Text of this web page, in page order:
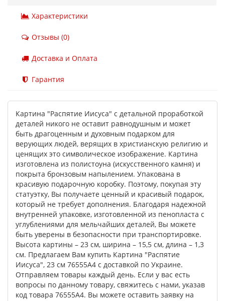
Характеристики
Отзывы (0)
Доставка и Оплата
Гарантия
Картина "Распятие Иисуса" с детальной проработкой
деталей никого не оставит равнодушным и может
быть драгоценным и духовным подарком для
верующих людей, верящих в христианскую религию и
ценящих это символическое изображение. Картина
изготовлена ​​из полистоуна (искусственного камня) и
покрыта бронзовым напылением. Упакована в
красивую подарочную коробку. Поэтому, покупая эту
статуэтку, Вы получаете ценный и красивый подарок,
который не требует дополнения. Благодаря надежной
внутренней упаковке, изготовленной из пенопласта с
углублениями для мельчайших деталей, Вы можете
быть уверены в безопасности при транспортировке.
Высота картины – 23 см, ширина – 15,5 см, длина – 1,3
см. Предлагаем Вам купить Картина "Распятие
Иисуса", 23 см 76555A4 с доставкой по Украине.
Отправляем товары каждый день. Если у вас есть
вопросы по данному товару, свяжитесь с нами, указав
код товара 76555A4. Вы можете оставить заявку на